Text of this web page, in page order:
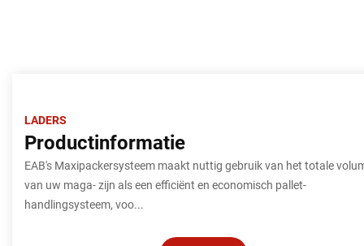
LADERS
Productinformatie
EAB's Maxipackersysteem maakt nuttig gebruik van het totale
van uw maga- zijn als een efficiënt en economisch pallet-
handlingsysteem, voo...